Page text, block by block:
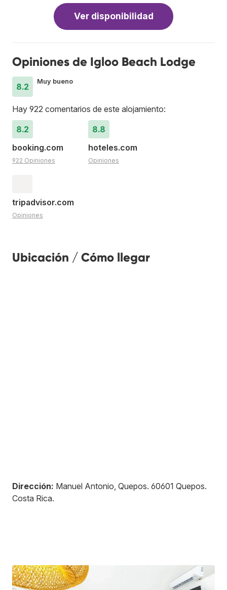
Ver disponibilidad
Opiniones de Igloo Beach Lodge
8.2
Muy bueno
Hay 922 comentarios de este alojamiento:
8.2
booking.com
922 Opiniones
8.8
hoteles.com
Opiniones
tripadvisor.com
Opiniones
Ubicación / Cómo llegar
Dirección: Manuel Antonio, Quepos. 60601 Quepos.
Costa Rica.